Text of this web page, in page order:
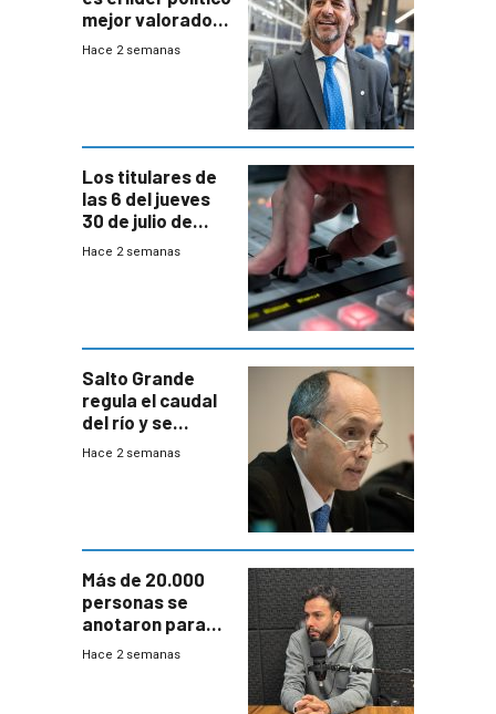
mejor valorado
del país, según
Hace 2 semanas
Los titulares de
las 6 del jueves
30 de julio de
2026
Hace 2 semanas
Salto Grande
regula el caudal
del río y se
prepara para un
Hace 2 semanas
Más de 20.000
personas se
anotaron para
las pruebas
Hace 2 semanas